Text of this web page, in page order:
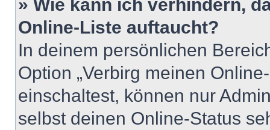
» Wie kann ich verhindern,
Online-Liste auftaucht?
In deinem persönlichen
Option „Verbirg meinen
einschaltest, können nur
selbst deinen Online-Status